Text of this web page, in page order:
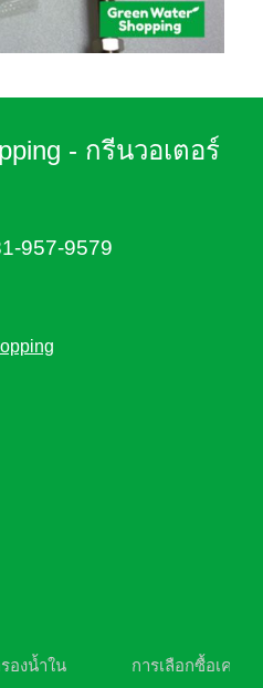
- กรีนวอเตอร์
957-9579
องน้ำใน
การเลือกซื้อเครื่อ